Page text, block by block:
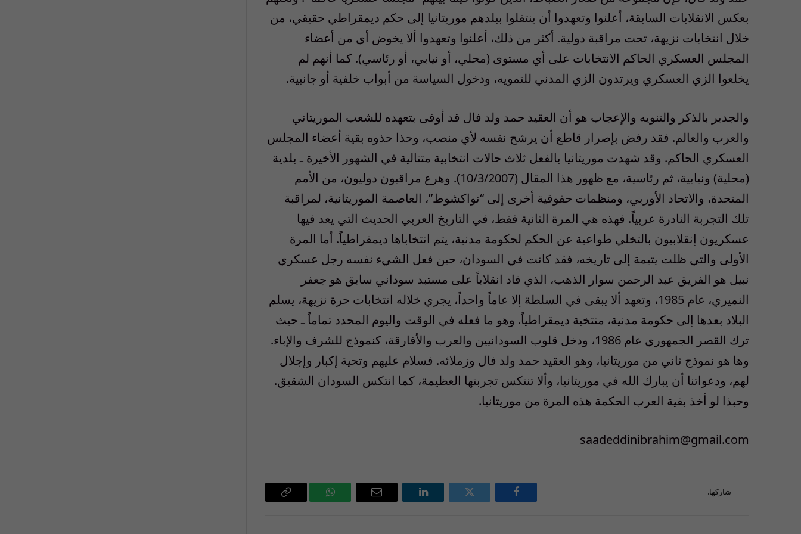
بعكس الانقلابات السابقة، أعلنوا وتعهدوا أن ينتقلوا ببلدهم موريتانيا إلى حكم ديمقراطي حقيقي، من
خلال انتخابات نزيهة، تحت مراقبة دولية. أكثر من ذلك، أعلنوا وتعهدوا ألا يخوض أي من أعضاء
المجلس العسكري الحاكم الانتخابات على أي مستوى (محلي، أو نيابي، أو رئاسي). كما أنهم لم
يخلعوا الزي العسكري ويرتدون الزي المدني للتمويه، ودخول السياسة من أبواب خلفية أو جانبية.
والجدير بالذكر والتنويه والإعجاب هو أن العقيد حمد ولد فال قد أوفى بتعهده للشعب الموريتاني
والعرب والعالم. فقد رفض بإصرار قاطع أن يرشح نفسه لأي منصب، وحذا حذوه بقية أعضاء المجلس
العسكري الحاكم. وقد شهدت موريتانيا بالفعل ثلاث حالات انتخابية متتالية في الشهور الأخيرة ـ بلدية
(محلية) ونيابية، ثم رئاسية، مع ظهور هذا المقال (10/3/2007). وهرع مراقبون دوليون، من الأمم
المتحدة، والاتحاد الأوربي، ومنظمات حقوقية أخرى إلى “نواكشوط”، العاصمة الموريتانية، لمراقبة
تلك التجربة النادرة عربياً. فهذه هي المرة الثانية فقط، في التاريخ العربي الحديث التي يعد فيها
عسكريون إنقلابيون بالتخلي طواعية عن الحكم لحكومة مدنية، يتم انتخاباها ديمقراطياً. أما المرة
الأولى والتي ظلت يتيمة إلى تاريخه، فقد كانت في السودان، حين فعل الشيء نفسه رجل عسكري
نبيل هو الفريق عبد الرحمن سوار الذهب، الذي قاد انقلاباً على مستبد سوداني سابق هو جعفر
النميري، عام 1985، وتعهد ألا يبقى في السلطة إلا عاماً واحداً، يجري خلاله انتخابات حرة نزيهة، يسلم
البلاد بعدها إلى حكومة مدنية، منتخبة ديمقراطياً. وهو ما فعله في الوقت واليوم المحدد تماماً ـ حيث
ترك القصر الجمهوري عام 1986، ودخل قلوب السودانيين والعرب والأفارقة، كنموذج للشرف والإباء.
وها هو نموذج ثاني من موريتانيا، وهو العقيد حمد ولد فال وزملائه. فسلام عليهم وتحية إكبار وإجلال
لهم، ودعواتنا أن يبارك الله في موريتانيا، وألا تنتكس تجربتها العظيمة، كما انتكس السودان الشقيق.
وحبذا لو أخذ بقية العرب الحكمة هذه المرة من موريتانيا.
saadeddinibrahim@gmail.com
شاركها.
فيسبوك تويتر لينكدإن
البريد
واتساب
Copy